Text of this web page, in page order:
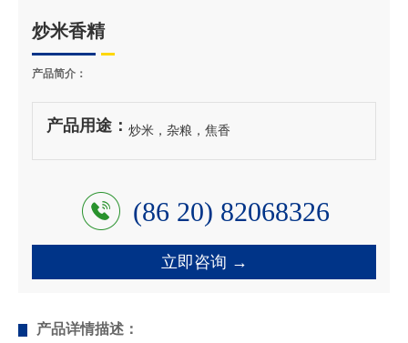
炒米香精
产品简介：
产品用途： 炒米，杂粮，焦香
立即咨询 →
(86 20) 82068326
产品详情描述：